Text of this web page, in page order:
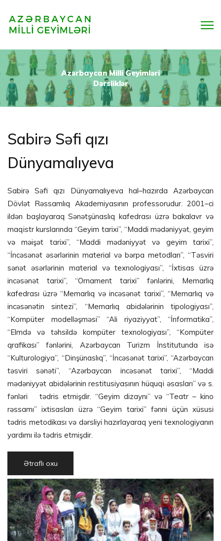
Azərbaycan Milli Geyimləri
Dərsliklər
Sabirə Səfi qızı
Dünyamalıyeva
Sabirə Səfi qızı Dünyamalıyeva hal–hazırda Azərbaycan
Dövlət Rəssamlıq Akademiyasının professorudur. 2001–ci
ildən başlayaraq Sənətşünaslıq kafedrası üzrə bakalavr və
maqistr kurslarında “Geyim tarixi”, “Maddi mədəniyyət, geyim
və məişət tarixi”, “Maddi mədəniyyət və geyim tarixi”,
“İncəsənət əsərlərinin material və bərpa metodları”, “Təsviri
sənət əsərlərinin material və texnologiyası”, “İxtisas üzrə
incəsənət tarixi”, “Ornament tarixi” fənlərini, Memarlıq
kafedrası üzrə “Memarlıq və incəsənət tarixi”, “Memarlıq və
incəsənətin sintezi”, “Memarlıq abidələrinin tipologiyası”,
“Kompüter modelləşməsi” “Ali riyaziyyat”, “İnformatika”,
“Elmdə və təhsildə kompüter texnologiyası”, “Kompüter
qrafikası” fənlərini, Azərbaycan Turizm İnstitutunda isə
“Kulturologiya”, “Dinşünaslıq”, “İncəsənət tarixi”, “Azərbaycan
təsviri sənəti”, “Azərbaycan incəsənət tarixi”, “Maddi
mədəniyyət abidələrinin restitusiyasının hüquqi əsasları” və s.
fənləri tədris etmişdir. “Geyim dizaynı” və “Teatr – kino
rəssamı” ixtisasları üzrə “Geyim tarixi” fənni üçün xüsusi
tədris metodikası və dərsliyi hazırlayaraq yeni texnologiyanın
yardımı ilə tədris etmişdir.
Ətraflı oxu